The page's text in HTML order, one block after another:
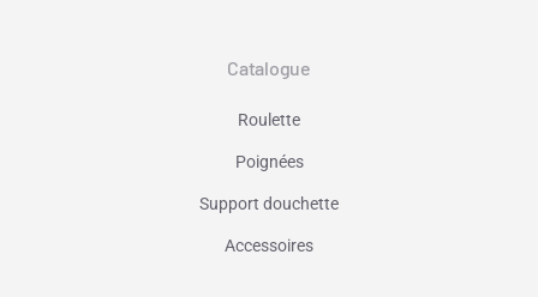
Catalogue
Roulette
Poignées
Support douchette
Accessoires